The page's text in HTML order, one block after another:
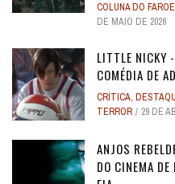
COLUNA DO
DE MAIO DE 2026
LITTLE NICKY
COMÉDIA DE
CRÍTICA,
TERROR
29 DE
ANJOS
DO CINEMA